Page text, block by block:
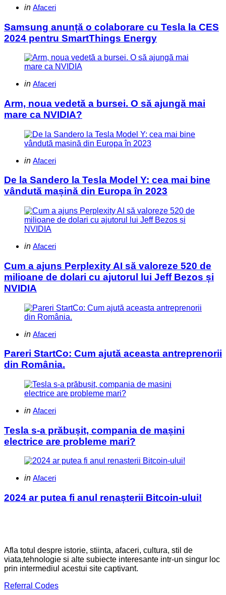
Categories
Posted
in Afaceri
Samsung anunță o colaborare cu Tesla la CES
2024 pentru SmartThings Energy
Categories
Posted
in Afaceri
Arm, noua vedetă a bursei. O să ajungă mai
mare ca NVIDIA?
Categories
Posted
in Afaceri
De la Sandero la Tesla Model Y: cea mai bine
vândută mașină din Europa în 2023
Categories
Posted
in Afaceri
Cum a ajuns Perplexity AI să valoreze 520 de
milioane de dolari cu ajutorul lui Jeff Bezos și
NVIDIA
Categories
Posted
in Afaceri
Pareri StartCo: Cum ajută aceasta antreprenorii
din România.
Categories
Posted
in Afaceri
Tesla s-a prăbușit, compania de mașini
electrice are probleme mari?
Categories
Posted
in Afaceri
2024 ar putea fi anul renașterii Bitcoin-ului!
Afla totul despre istorie, stiinta, afaceri, cultura, stil de
viata,tehnologie si alte subiecte interesante intr-un singur loc
prin intermediul acestui site captivant.
Referral Codes